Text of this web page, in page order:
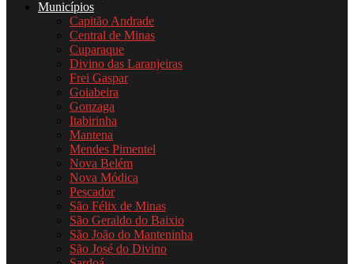
Municípios
Capitão Andrade
Central de Minas
Cuparaque
Divino das Laranjeiras
Frei Gaspar
Goiabeira
Gonzaga
Itabirinha
Mantena
Mendes Pimentel
Nova Belém
Nova Módica
Pescador
São Félix de Minas
São Geraldo do Baixio
São João do Manteninha
São José do Divino